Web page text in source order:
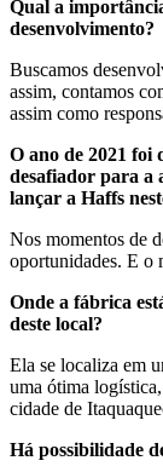
Qual a
desenvolvimento?
Buscamos
assim, contamos
assim como
O ano de 2021 foi
desafiador para a
lançar a Haffs
Nos momentos de
oportunidades. E o
Onde a fábrica
deste local?
Ela se localiza em
uma ótima
cidade de
Há possibilidade